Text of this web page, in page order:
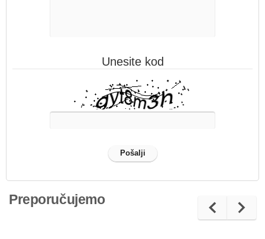
Unesite kod
Preporučujemo